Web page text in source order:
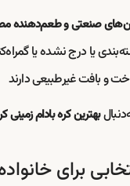
صنعتی و طعم‌دهنده
یا درج نشده یا
و بافت غیرطبیعی دارند
بهترین کره بادام زمینی
برای